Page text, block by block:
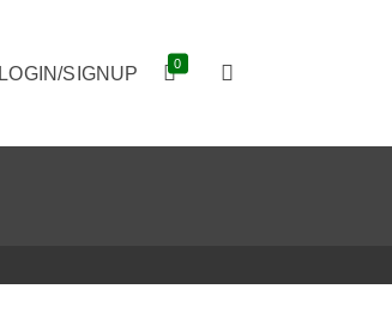
LOGIN/SIGNUP 0